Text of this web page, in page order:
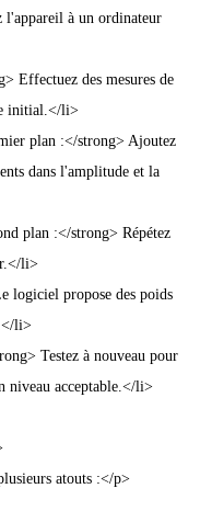
l'appareil à un ordinateur
Effectuez des mesures de
initial.</li>
plan :</strong> Ajoutez
dans l'amplitude et la
plan :</strong> Répétez
li>
logiciel propose des poids
li>
Testez à nouveau pour
niveau acceptable.</li>
atouts :</p>